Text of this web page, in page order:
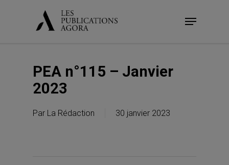
Menu
PEA n°115 – Janvier
2023
Par La Rédaction 30 janvier 2023